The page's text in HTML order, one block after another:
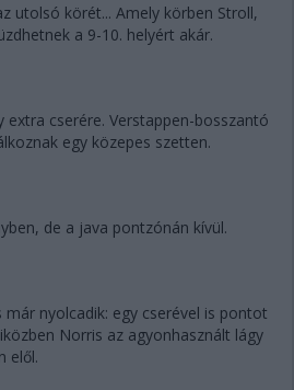
utolsó körét... Amely körben Stroll,
a 9-10. helyért akár.
extra cserére. Verstappen-bosszantó
egy közepes szetten.
de a java pontzónán kívül.
nyolcadik: egy cserével is pontot
Norris az agyonhasznált lágy
elől.